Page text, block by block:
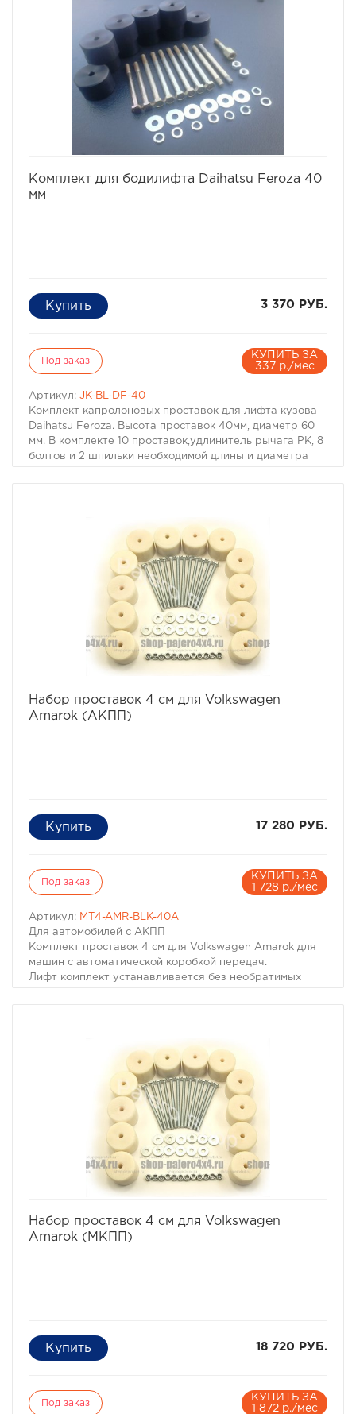
Комплект для бодилифта Daihatsu Feroza 40
мм
3 370 РУБ.
Под заказ
КУПИТЬ ЗА
337 р./мес
Артикул: JK-BL-DF-40
Комплект капролоновых проставок для лифта кузова
Daihatsu Feroza. Высота проставок 40мм, диаметр 60
мм. В комплекте 10 проставок,удлинитель рычага РК, 8
болтов и 2 шпильки необходимой длины и диаметра
Набор проставок 4 см для Volkswagen
Amarok (АКПП)
17 280 РУБ.
Под заказ
КУПИТЬ ЗА
1 728 р./мес
Артикул: MT4-AMR-BLK-40A
Для автомобилей с АКПП
Комплект проставок 4 см для Volkswagen Amarok для
машин с автоматической коробкой передач.
Лифт комплект устанавливается без необратимых
Набор проставок 4 см для Volkswagen
Amarok (МКПП)
18 720 РУБ.
Под заказ
КУПИТЬ ЗА
1 872 р./мес